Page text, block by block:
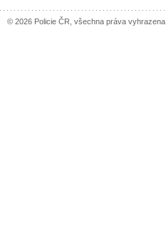
© 2026 Policie ČR, všechna práva vyhrazena